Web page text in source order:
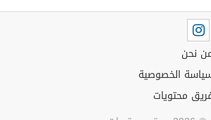
نحن
الخصوصية
محتويات